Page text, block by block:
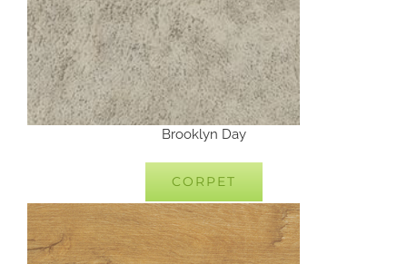
Brooklyn Day
CORPET